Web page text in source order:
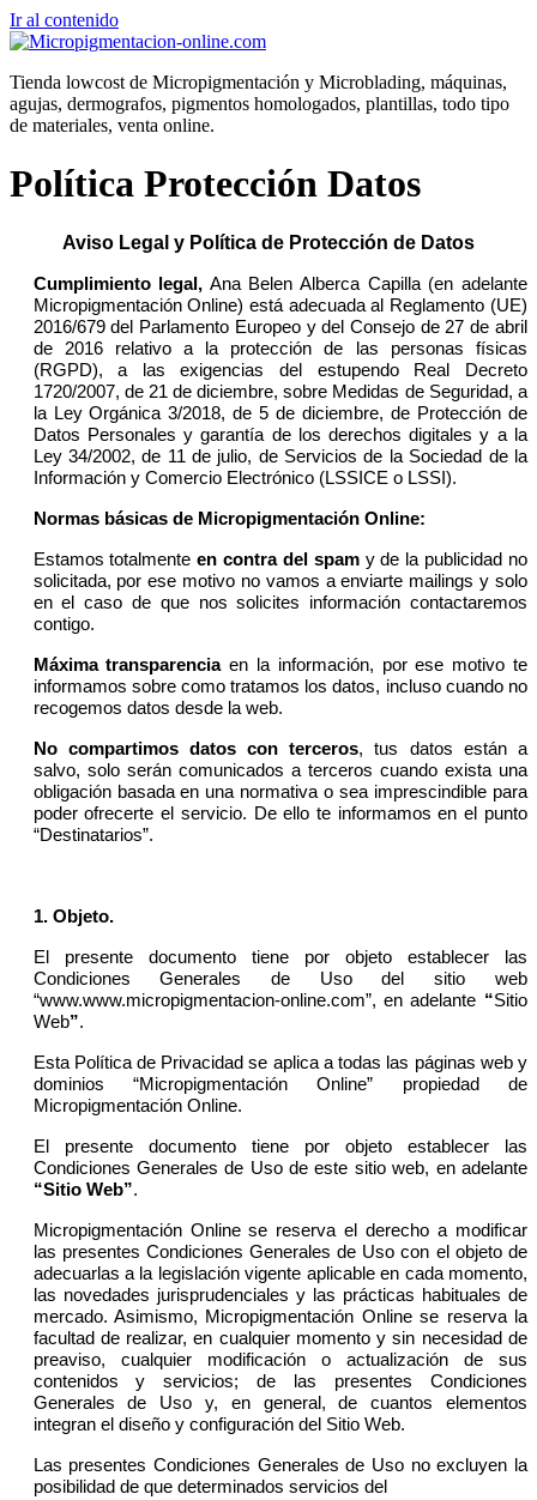
Ir al contenido
Tienda lowcost de Micropigmentación y Microblading, máquinas,
agujas, dermografos, pigmentos homologados, plantillas, todo tipo
de materiales, venta online.
Política Protección Datos
Aviso Legal y Política de Protección de Datos
Cumplimiento legal, Ana Belen Alberca Capilla (en adelante
Micropigmentación Online) está adecuada al Reglamento (UE)
2016/679 del Parlamento Europeo y del Consejo de 27 de abril
de 2016 relativo a la protección de las personas físicas
(RGPD), a las exigencias del estupendo Real Decreto
1720/2007, de 21 de diciembre, sobre Medidas de Seguridad, a
la Ley Orgánica 3/2018, de 5 de diciembre, de Protección de
Datos Personales y garantía de los derechos digitales y a la
Ley 34/2002, de 11 de julio, de Servicios de la Sociedad de la
Información y Comercio Electrónico (LSSICE o LSSI).
Normas básicas de Micropigmentación Online:
Estamos totalmenteen contra del spamy de la publicidad no
solicitada, por ese motivo no vamos a enviarte mailings y solo
en el caso de que nos solicites información contactaremos
contigo.
Máxima transparenciaen la información, por ese motivo te
informamos sobre como tratamos los datos, incluso cuando no
recogemos datos desde la web.
No compartimos datos con terceros, tus datos están a
salvo, solo serán comunicados a terceros cuando exista una
obligación basada en una normativa o sea imprescindible para
poder ofrecerte el servicio. De ello te informamos en el punto
“Destinatarios”.
1. Objeto.
El presente documento tiene por objeto establecer las
Condiciones Generales de Uso del sitio web
“www.www.micropigmentacion-online.com”, en adelante “Sitio
Web”.
Esta Política de Privacidad se aplica a todas las páginas web y
dominios “Micropigmentación Online” propiedad de
Micropigmentación Online.
El presente documento tiene por objeto establecer las
Condiciones Generales de Uso de este sitio web, en adelante
“Sitio Web”.
Micropigmentación Online se reserva el derecho a modificar
las presentes Condiciones Generales de Uso con el objeto de
adecuarlas a la legislación vigente aplicable en cada momento,
las novedades jurisprudenciales y las prácticas habituales de
mercado. Asimismo, Micropigmentación Online se reserva la
facultad de realizar, en cualquier momento y sin necesidad de
preaviso, cualquier modificación o actualización de sus
contenidos y servicios; de las presentes Condiciones
Generales de Uso y, en general, de cuantos elementos
integran el diseño y configuración del Sitio Web.
Las presentes Condiciones Generales de Uso no excluyen la
posibilidad de que determinados servicios del